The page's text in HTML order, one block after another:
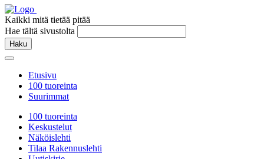
Kaikki mitä tietää pitää
Hae tältä sivustolta
Haku
Etusivu
100 tuoreinta
Suurimmat
100 tuoreinta
Keskustelut
Näköislehti
Tilaa Rakennuslehti